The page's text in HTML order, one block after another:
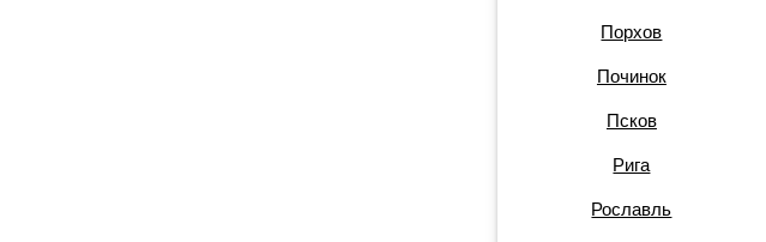
Порхов
Починок
Псков
Рига
Рославль